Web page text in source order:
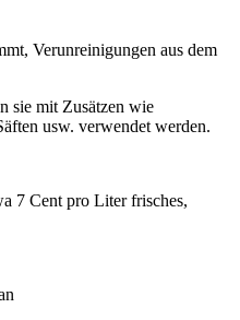
Verunreinigungen aus dem
sie mit Zusätzen wie
usw. verwendet werden.
7 Cent pro Liter frisches,